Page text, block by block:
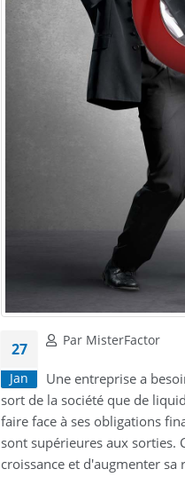
27
Jan
Par MisterFactor
Une entreprise a
sort de la société que de
faire face à ses obligations
sont supérieures aux sorties.
croissance et d'augmenter sa